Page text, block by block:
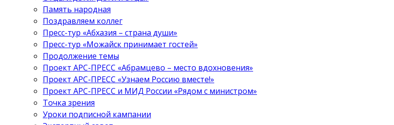
Память народная
Поздравляем коллег
Пресс-тур «Абхазия – страна души»
Пресс-тур «Можайск принимает гостей»
Продолжение темы
Проект АРС-ПРЕСС «Абрамцево – место вдохновения»
Проект АРС-ПРЕСС «Узнаем Россию вместе!»
Проект АРС-ПРЕСС и МИД России «Рядом с министром»
Точка зрения
Уроки подписной кампании